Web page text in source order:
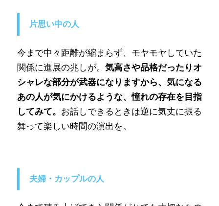
片思い中の人
今まで中々距離が縮まらず、モヤモヤしていた
関係に進展の兆しが。 気高さや品格だったりオ
シャレな部分が武器になりますから、気になる
あの人が気にかけるような、憧れの存在を目指
してみて。 お話しできるときは逆に気丈に振る
舞って楽しい時間の演出を。
夫婦・カップルの人